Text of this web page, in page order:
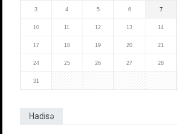
3 4 5 6 7
10 11 12 13 14
17 18 19 20 21
24 25 26 27 28
31
Hadisə